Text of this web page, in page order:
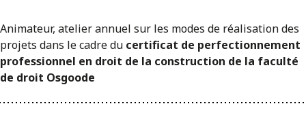
Animateur, atelier annuel sur les modes de réalisation des
projets dans le cadre du certificat de perfectionnement
professionnel en droit de la construction de la faculté
de droit Osgoode